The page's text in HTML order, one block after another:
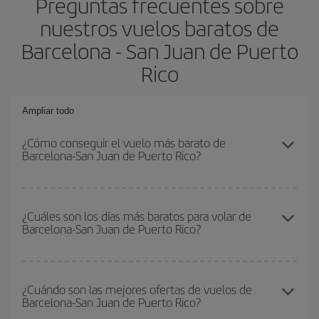
nuestros vuelos baratos de
Barcelona - San Juan de Puerto
Rico
Ampliar todo
¿Cómo conseguir el vuelo más barato de
Barcelona-San Juan de Puerto Rico?
Puerto Rico-dest y conseguir el vuelo más barato si evitas
temporadas altas, compras con antelación y puedes ser flexible
¿Cuáles son los días más baratos para volar de
Barcelona-San Juan de Puerto Rico?
que empezar una consulta en nuestro
buscador de vuelos
baratos. Dinos desde dónde vuelas, a dónde quieres ir y en qué
¿Cuándo son las mejores ofertas de vuelos de
Barcelona-San Juan de Puerto Rico?